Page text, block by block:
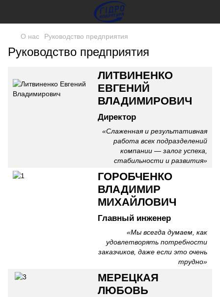
О нас Руководство предприятия
Руководство предприятия
ЛИТВИНЕНКО
ЕВГЕНИЙ
ВЛАДИМИРОВИЧ
Директор
«Слаженная и результативная
работа всех подразделений
компании — залог успеха,
стабильности и развития»
ГОРОБЧЕНКО
ВЛАДИМИР
МИХАЙЛОВИЧ
Главный инженер
«Мы всегда думаем, как
удовлетворять потребности
заказчиков, даже если это очень
трудно»
МЕРЕЦКАЯ
ЛЮБОВЬ